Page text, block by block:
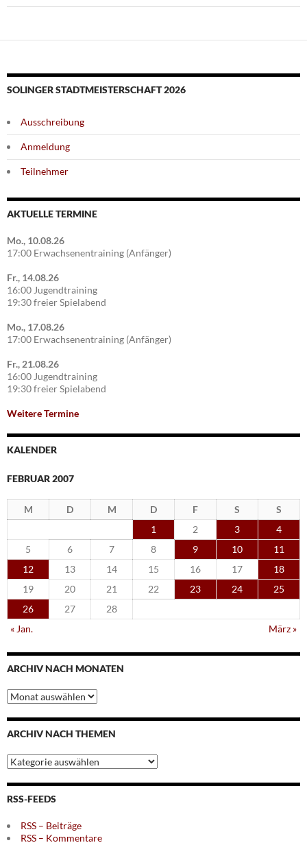
SOLINGER STADTMEISTERSCHAFT 2026
Ausschreibung
Anmeldung
Teilnehmer
AKTUELLE TERMINE
Mo., 10.08.26
17:00 Erwachsenentraining (Anfänger)
Fr., 14.08.26
16:00 Jugendtraining
19:30 freier Spielabend
Mo., 17.08.26
17:00 Erwachsenentraining (Anfänger)
Fr., 21.08.26
16:00 Jugendtraining
19:30 freier Spielabend
Weitere Termine
KALENDER
FEBRUAR 2007
M D M D F S
S
1
2 3
4
5
6 7 8 9 10
11
12
13 14 15 16 17
18
19
20 21 22 23 24
25
26
27
28
« Jan.
März »
ARCHIV NACH MONATEN
Archiv
nach
Monaten
ARCHIV NACH THEMEN
Archiv
nach
Themen
RSS-FEEDS
RSS – Beiträge
RSS – Kommentare